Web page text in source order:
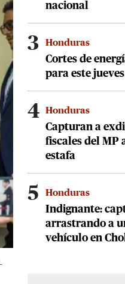
nacional
3 Honduras
Cortes de
para este
4 Honduras
Capturan a
fiscales del MP
estafa
5 Honduras
Indignante:
arrastrando a
vehículo en